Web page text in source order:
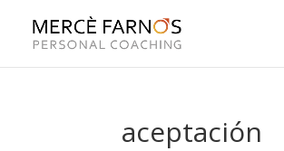
aceptación